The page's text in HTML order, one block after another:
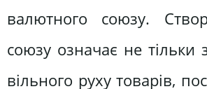
валютного союзу.
союзу означає не тільки
вільного руху товарів,